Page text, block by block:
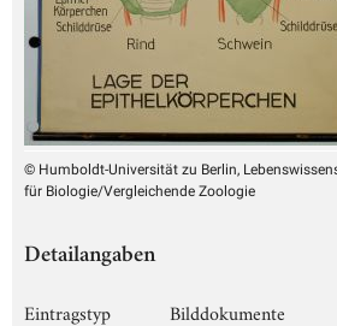
© Humboldt-Universität zu Berlin,
für Biologie/Vergleichende Zoologie
Detailangaben
Eintragstyp
Bilddokumente